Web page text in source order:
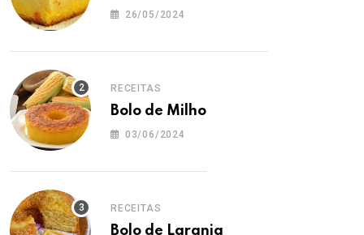
26/05/2024
RECEITAS
Bolo de Milho
03/06/2024
RECEITAS
Bolo de Laranja